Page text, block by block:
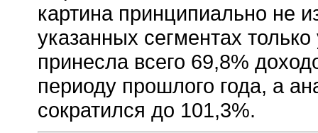
картина принципиально не
указанных сегментах
принесла всего 69,8%
периоду прошлого года, а
сократился до 101,3%.